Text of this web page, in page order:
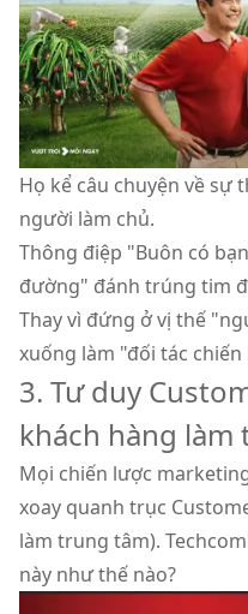
Họ kể câu chuyện về sự
người làm chủ.
Thông điệp "Buôn có
đường" đánh trúng tim
Thay vì đứng ở vị thế
xuống làm "đối tác
3. Tư duy
khách hàng
Mọi chiến lược
xoay quanh trục
làm trung tâm).
này như thế nào?